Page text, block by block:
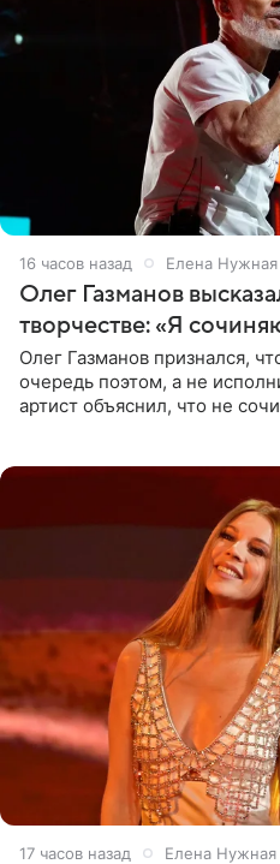
16 часов назад Елена Нужная
Олег Газманов
творчестве: «Я
Олег Газманов признался,
очередь поэтом, а не
артист объяснил, что не
17 часов назад Елена Нужная